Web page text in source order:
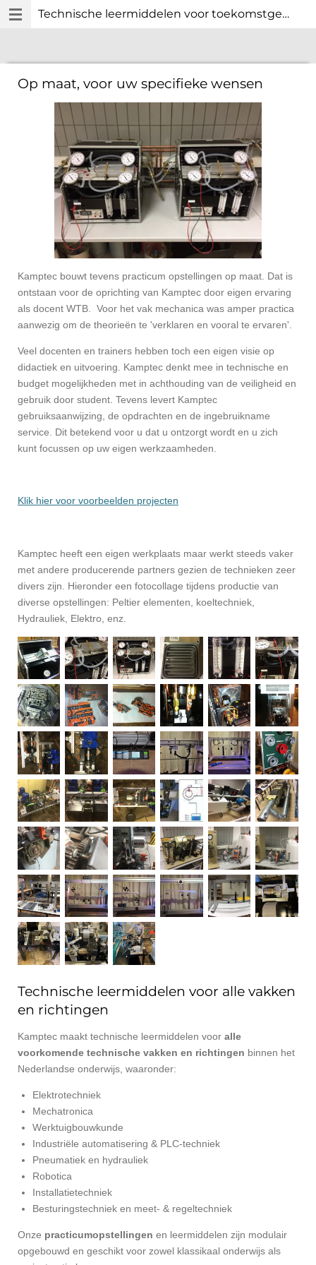
Ga
direct
de
hoofdinhoud
Technische leermiddelen voor toekomstgericht technisch onderwijs.
Op maat, voor uw specifieke wensen
Kamptec bouwt tevens practicum opstellingen op maat. Dat is
ontstaan voor de oprichting van Kamptec door eigen ervaring
als docent WTB. Voor het vak mechanica was amper practica
aanwezig om de theorieën te 'verklaren en vooral te ervaren'.
Veel docenten en trainers hebben toch een eigen visie op
didactiek en uitvoering. Kamptec denkt mee in technische en
budget mogelijkheden met in achthouding van de veiligheid en
gebruik door student. Tevens levert Kamptec
gebruiksaanwijzing, de opdrachten en de ingebruikname
service. Dit betekend voor u dat u ontzorgt wordt en u zich
kunt focussen op uw eigen werkzaamheden.
Klik hier voor voorbeelden projecten
Kamptec heeft een eigen werkplaats maar werkt steeds vaker
met andere producerende partners gezien de technieken zeer
divers zijn. Hieronder een fotocollage tijdens productie van
diverse opstellingen: Peltier elementen, koeltechniek,
Hydrauliek, Elektro, enz.
Technische leermiddelen voor alle vakken
en richtingen
Kamptec maakt technische leermiddelen voor alle
voorkomende technische vakken en richtingen binnen het
Nederlandse onderwijs, waaronder:
Elektrotechniek
Mechatronica
Werktuigbouwkunde
Industriële automatisering & PLC-techniek
Pneumatiek en hydrauliek
Robotica
Installatietechniek
Besturingstechniek en meet- & regeltechniek
Onze practicumopstellingen en leermiddelen zijn modulair
opgebouwd en geschikt voor zowel klassikaal onderwijs als